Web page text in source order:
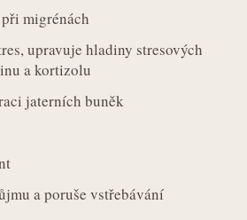
migrénách
upravuje hladiny stresových
a kortizolu
jaterních buněk
a poruše vstřebávání